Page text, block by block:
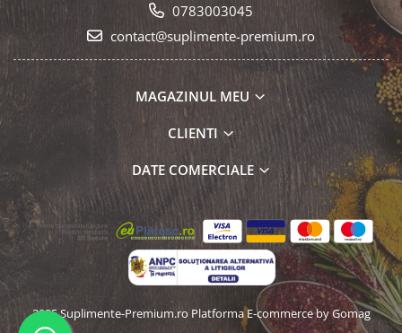
0783003045
contact@suplimente-premium.ro
MAGAZINUL MEU
CLIENTI
DATE COMERCIALE
2025 Suplimente-Premium.ro Platforma E-commerce by Gomag